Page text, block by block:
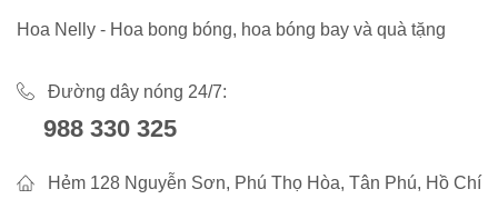
Hoa Nelly - Hoa bong bóng, hoa bóng bay và quà tặng
Đường dây nóng 24/7:
988 330 325
Hẻm 128 Nguyễn Sơn, Phú Thọ Hòa, Tân Phú, Hồ Chí